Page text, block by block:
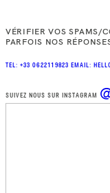
VÉRIFIER VOS SPAMS/
PARFOIS NOS
TEL: +33 0622119823 EMAIL:
SUIVEZ NOUS SUR INSTAGRAM